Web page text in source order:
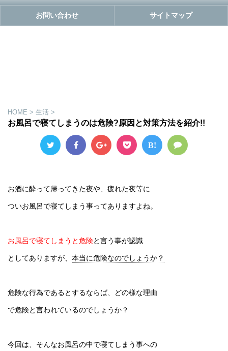
お問い合わせ サイトマップ
HOME > 生活 >
お風呂で寝てしまうのは危険?原因と対策方法を紹介!!
B!
お酒に酔って帰ってきた夜や、疲れた夜等に
ついお風呂で寝てしまう事ってありますよね。
お風呂で寝てしまうと危険と言う事が認識
としてありますが、 本当に危険なのでしょうか？
危険な行為であるとするならば、どの様な理由
で危険と言われているのでしょうか？
今回は、そんなお風呂の中で寝てしまう事への